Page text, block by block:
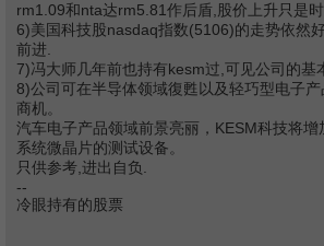
rm1.09和nta达rm5.81作后盾,股价上升只是
6)美国科技股nasdaq指数(5106)的走势依然
前进.
7)冯大师几年前也持有kesm过,可见公司的基
8)公司可在半导体领域復甦以及轻巧型电子
商机。
汽车电子产品领域前景亮丽，KESM科技将
系统微晶片的测试设备。
只供参考,进出自负.
--
冷眼持有的股票